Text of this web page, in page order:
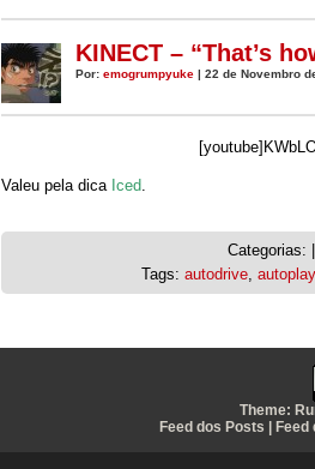
KINECT – “That’s
Por: emogrumpyuke | 22 de Novembro
Valeu pela dicaIced.
Categorias:
Tags: autodrive, autoplay
Theme:
Feed dos Posts